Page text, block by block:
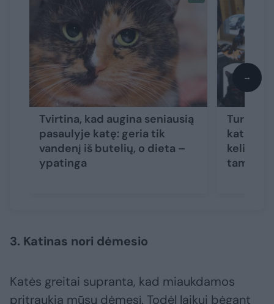
Tvirtina, kad augina seniausią
pasaulyje katę: geria tik
vandenį iš butelių, o dieta –
ypatinga
Turbūt
katašė
keliauja
tampa
→
3. Katinas nori dėmesio
Katės greitai supranta, kad miaukdamos
pritraukia mūsų dėmesį. Todėl laikui bėgant